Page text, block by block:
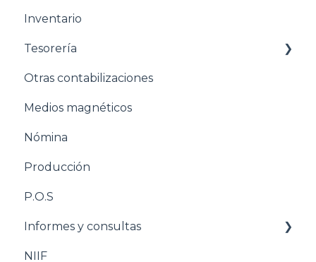
Inventario
Tesorería
Conciliacion bancaria
Otras contabilizaciones
Medios magnéticos
Nómina
Producción
P.O.S
Informes y consultas
Nomina
NIIF